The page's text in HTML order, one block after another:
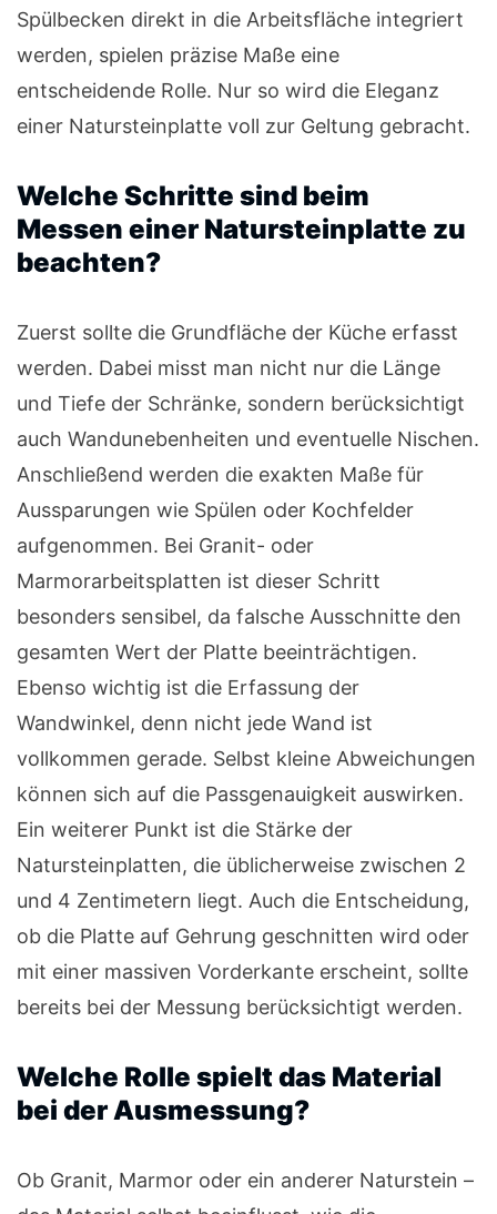
Spülbecken direkt in die Arbeitsfläche integriert
werden, spielen präzise Maße eine
entscheidende Rolle. Nur so wird die Eleganz
einer Natursteinplatte voll zur Geltung gebracht.
Welche Schritte sind beim
Messen einer Natursteinplatte zu
beachten?
Zuerst sollte die Grundfläche der Küche erfasst
werden. Dabei misst man nicht nur die Länge
und Tiefe der Schränke, sondern berücksichtigt
auch Wandunebenheiten und eventuelle Nischen.
Anschließend werden die exakten Maße für
Aussparungen wie Spülen oder Kochfelder
aufgenommen. Bei Granit- oder
Marmorarbeitsplatten ist dieser Schritt
besonders sensibel, da falsche Ausschnitte den
gesamten Wert der Platte beeinträchtigen.
Ebenso wichtig ist die Erfassung der
Wandwinkel, denn nicht jede Wand ist
vollkommen gerade. Selbst kleine Abweichungen
können sich auf die Passgenauigkeit auswirken.
Ein weiterer Punkt ist die Stärke der
Natursteinplatten, die üblicherweise zwischen 2
und 4 Zentimetern liegt. Auch die Entscheidung,
ob die Platte auf Gehrung geschnitten wird oder
mit einer massiven Vorderkante erscheint, sollte
bereits bei der Messung berücksichtigt werden.
Welche Rolle spielt das Material
bei der Ausmessung?
Ob Granit, Marmor oder ein anderer Naturstein –